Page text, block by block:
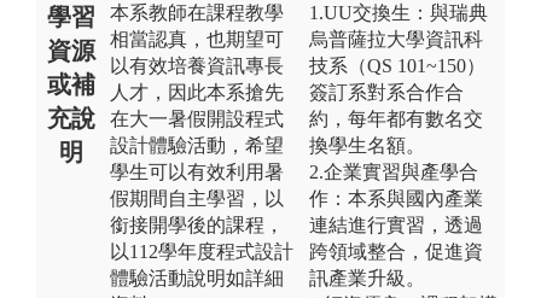
學習
資源
或補
充說
明
本系教師在課程教學
相當認真，也期望可
以有效培養資訊專長
人才，因此本系搶先
在大一暑假開設程式
設計體驗活動，希望
學生可以有效利用暑
假期間自主學習，以
銜接開學後的課程，
以112學年度程式設計
體驗活動說明如詳細
1.UU交換生：與瑞典
烏普薩拉大學資訊科
技系（QS 101~150）
簽訂系對系合作合
約，每年都有數名交
換學生名額。
2.企業實習與產學合
作：本系與國內產業
連結進行實習，透過
跨領域整合，促進資
訊產業升級。